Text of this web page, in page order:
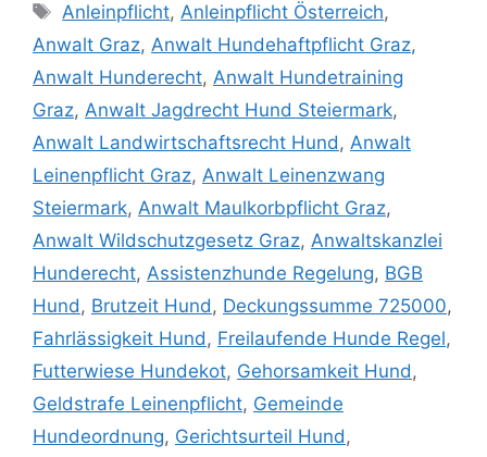
Anleinpflicht,Anleinpflicht Österreich,
Anwalt Graz, Anwalt Hundehaftpflicht Graz,
Anwalt Hunderecht, Anwalt Hundetraining
Graz, Anwalt Jagdrecht Hund Steiermark,
Anwalt Landwirtschaftsrecht Hund, Anwalt
Leinenpflicht Graz, Anwalt Leinenzwang
Steiermark, Anwalt Maulkorbpflicht Graz,
Anwalt Wildschutzgesetz Graz, Anwaltskanzlei
Hunderecht, Assistenzhunde Regelung, BGB
Hund, Brutzeit Hund, Deckungssumme 725000,
Fahrlässigkeit Hund, Freilaufende Hunde Regel,
Futterwiese Hundekot, Gehorsamkeit Hund,
Geldstrafe Leinenpflicht, Gemeinde
Hundeordnung, Gerichtsurteil Hund,